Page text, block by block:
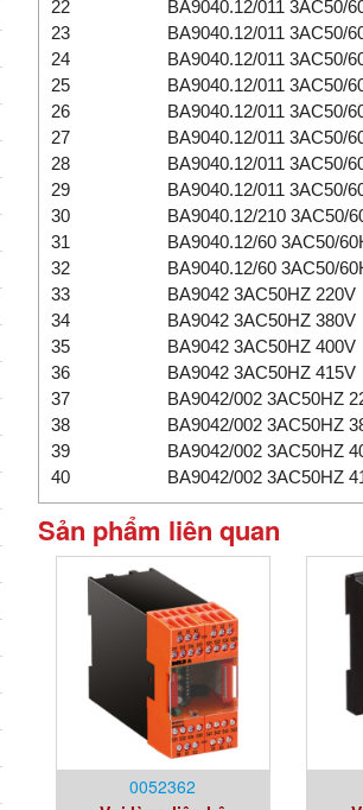
22
BA9040.12/011 3AC50/
23
BA9040.12/011 3AC50/
24
BA9040.12/011 3AC50/
25
BA9040.12/011 3AC50/
26
BA9040.12/011 3AC50/
27
BA9040.12/011 3AC50/
28
BA9040.12/011 3AC50/
29
BA9040.12/011 3AC50/
30
BA9040.12/210 3AC50/
31
BA9040.12/60 3AC50/
32
BA9040.12/60 3AC50/
33
BA9042 3AC50HZ 220V
34
BA9042 3AC50HZ 380V
35
BA9042 3AC50HZ 400V
36
BA9042 3AC50HZ 415V
37
BA9042/002 3AC50HZ
38
BA9042/002 3AC50HZ
39
BA9042/002 3AC50HZ
40
BA9042/002 3AC50HZ
Sản phẩm liên quan
0052362